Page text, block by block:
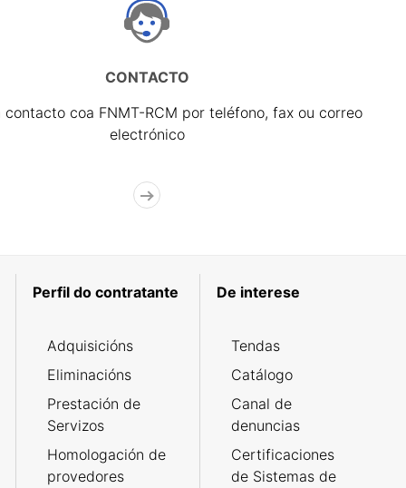
CONTACTO
contacto coa FNMT-RCM por teléfono, fax ou correo
electrónico
Perfil do contratante
Adquisicións
Eliminacións
Prestación de
Servizos
Homologación de
provedores
De interese
Tendas
Catálogo
Canal de
denuncias
Certificaciones
de Sistemas de